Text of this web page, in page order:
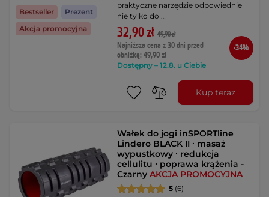
Bestseller
Prezent
Akcja promocyjna
praktyczne narzędzie odpowiednie
nie tylko do …
32,90 zł 49,90 zł
Najniższa cena z 30 dni przed
obniżką: 49,90 zł
Dostępny – 12.8. u Ciebie
-34%
Kup teraz
Wałek do jogi inSPORTline
Lindero BLACK II ∙ masaż
wypustkowy ∙ redukcja
cellulitu ∙ poprawa krążenia -
CzarnyAKCJA PROMOCYJNA
5 (6)